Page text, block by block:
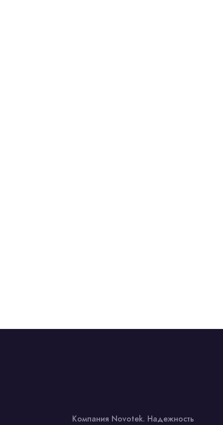
Компания Novotek. Надежность